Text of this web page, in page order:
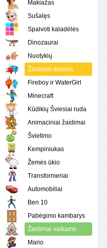
Makiažas
Sušalęs
Spalvoti kaladėlės
Dinozaurai
Nuotykių
Žaidimai dviems
Fireboy ir WaterGirl
Minecraft
Kūdikių Šviesiai ruda
Animaciniai žaidimai
Švietimo
Kempiniukas
Žemės ūkio
Transformeriai
Automobiliai
Ben 10
Pabėgimo kambarys
Žaidimai vaikams
Mario